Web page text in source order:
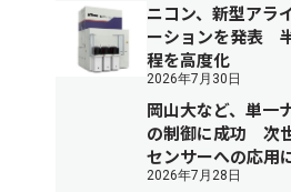
ニコン、新型アラ
ーションを発表
程を高度化
2026年7月30日
岡山大など、単一
の制御に成功 次
センサーへの応用
2026年7月28日